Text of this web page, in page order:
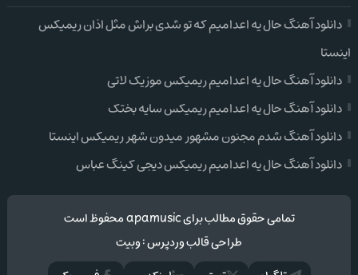
دانلود آهنگ حال یه اعدامیم که تو شدی براش مثل اذان ریمیکس
اینستا
دانلود آهنگ حال یه اعدامیم ریمیکس موزیک لاتی
دانلود آهنگ حال یه اعدامیم ریمیکس سایه بختک
دانلود آهنگ شدم مجنون مشهور میدون شهر ریمیکس اینستا
دانلود آهنگ حال یه اعدامیم ریمیکس دیجی کینگ عباس
تمامی حقوق مطالب برای apamusic محفوظ است
طراحی قالب وردپرس:وبیت